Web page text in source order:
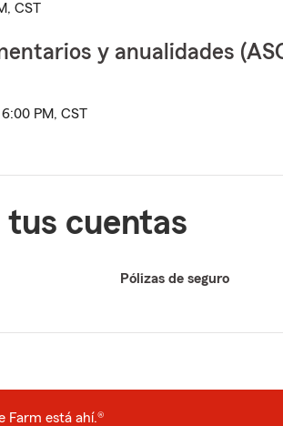
CST
y anualidades
PM, CST
cuentas
Pólizas de seguro
Farm está ahí.®